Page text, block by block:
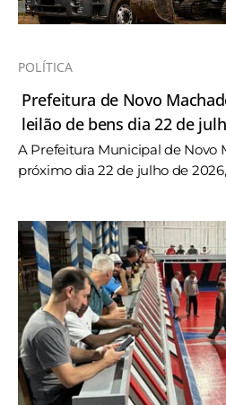
POLÍTICA
Prefeitura de Novo
leilão de bens dia 22 de
A Prefeitura Municipal de Novo
próximo dia 22 de julho de 2026,